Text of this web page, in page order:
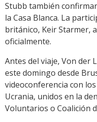
Stubb también
la Casa Blanca. La
británico, Keir Starmer,
oficialmente.
Antes del viaje, Von der
este domingo desde
videoconferencia con
Ucrania, unidos en la
Voluntarios o Coalición